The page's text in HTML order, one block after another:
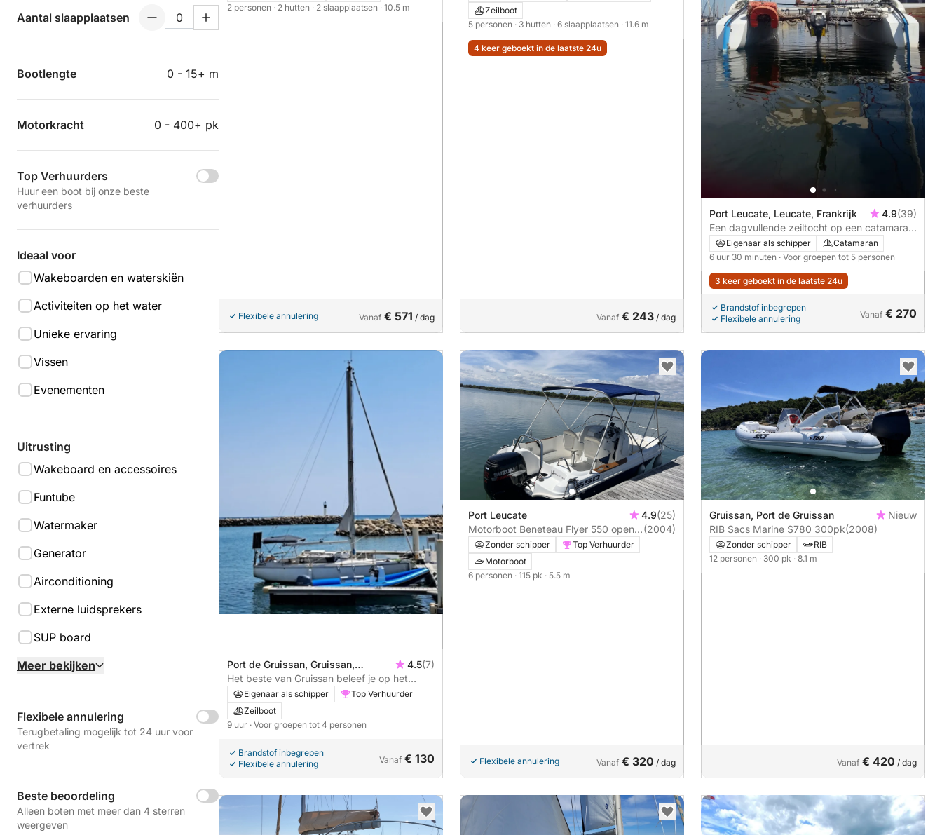
Aantal slaapplaatsen
Bootlengte 0 - 15+ m
Motorkracht 0 - 400+ pk
Top Verhuurders
Huur een boot bij onze beste
verhuurders
Ideaal voor
Wakeboarden en waterskiën
Activiteiten op het water
Unieke ervaring
Vissen
Evenementen
Uitrusting
Wakeboard en accessoires
Funtube
Watermaker
Generator
Airconditioning
Externe luidsprekers
SUP board
Meer bekijken
Flexibele annulering
Terugbetaling mogelijk tot 24 uur voor
vertrek
Beste beoordeling
Alleen boten met meer dan 4 sterren
weergeven
2 personen · 2 hutten · 2 slaapplaatsen · 10.5 m
Flexibele annulering Vanaf € 571 / dag
Zeilboot
5 personen · 3 hutten · 6 slaapplaatsen · 11.6 m
4 keer geboekt in de laatste 24u
Vanaf € 243 / dag
Port Leucate, Leucate, Frankrijk 4.9(39)
Een dagvullende zeiltocht op een catamaran
in Port Leucate.
Eigenaar als schipper
Catamaran
6 uur 30 minuten · Voor groepen tot 5 personen
3 keer geboekt in de laatste 24u
Brandstof inbegrepen
Flexibele annulering
Vanaf € 270
Port de Gruissan, Gruissan,
Frankrijk
4.5(7)
Het beste van Gruissan beleef je op het
water: een privé-dagtocht op een zeilboot.
Eigenaar als schipper
Top Verhuurder
Zeilboot
9 uur · Voor groepen tot 4 personen
Brandstof inbegrepen
Flexibele annulering
Vanaf € 130
Port Leucate 4.9(25)
Motorboot Beneteau Flyer 550 open
115pk
(2004)
Zonder schipper
Top Verhuurder
Motorboot
6 personen · 115 pk · 5.5 m
Flexibele annulering Vanaf € 320 / dag
Gruissan, Port de Gruissan
Nieuw
RIB Sacs Marine S780 300pk(2008)
Zonder schipper
RIB
12 personen · 300 pk · 8.1 m
Vanaf € 420 / dag